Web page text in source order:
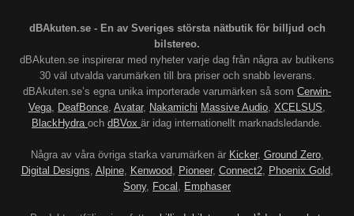
dBAkuten.se - En av Sveriges största nätbutik för billjud och
bilstereo.
dBAkuten.se inspirerar med nyheter varje dag från några av butikens
30 väl utvalda varumärken till bra priser och snabb leverans.
dBAkuten.se’s egna unika importerade varumärken så som Cerwin-
Vega, DeafBonce, Avatar, Nakamichi Massive Audio, XCELSUS,
BlackHydra och dBVox är idag internationellt marknadsledande.
Några av våra övriga starka varumärken är Kicker, Ground Zero,
Digital Designs, Alpine, Kenwood, Pioneer, Connect2, Phoenix Gold,
Sony, Focal , Emphaser